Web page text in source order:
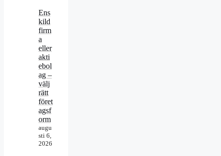
Ens
kild
firm
a
eller
akti
ebol
ag –
välj
rätt
föret
agsf
orm
augu
sti 6,
2026